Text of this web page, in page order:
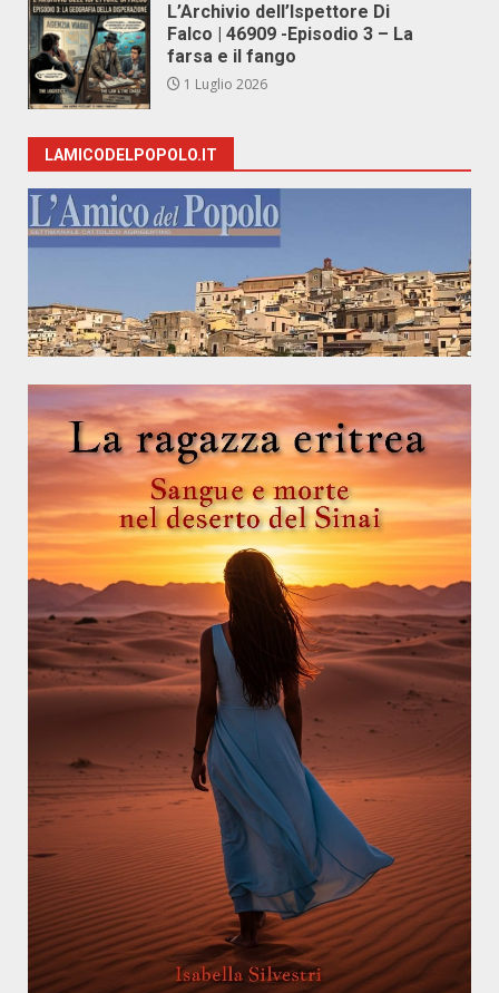
L’Archivio dell’Ispettore Di
Falco | 46909 -Episodio 3 – La
farsa e il fango
1 Luglio 2026
LAMICODELPOPOLO.IT